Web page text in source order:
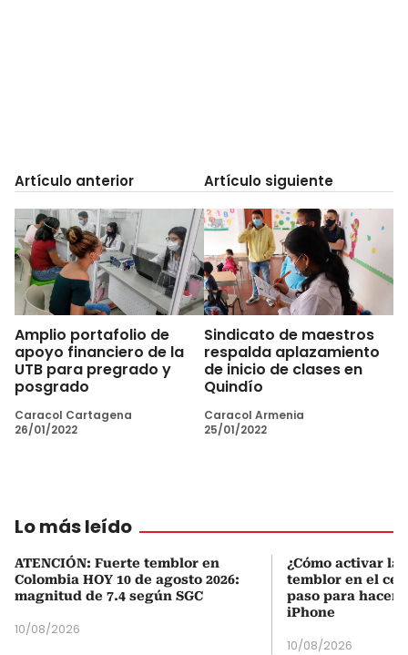
Artículo anterior
Amplio portafolio de
apoyo financiero de la
UTB para pregrado y
posgrado
Caracol Cartagena
26/01/2022
Artículo siguiente
Sindicato de maestros
respalda aplazamiento
de inicio de clases en
Quindío
Caracol Armenia
25/01/2022
Lo más leído
ATENCIÓN: Fuerte temblor en
Colombia HOY 10 de agosto 2026:
magnitud de 7.4 según SGC
10/08/2026
¿Cómo activar la
temblor en el
paso para
iPhone
10/08/2026